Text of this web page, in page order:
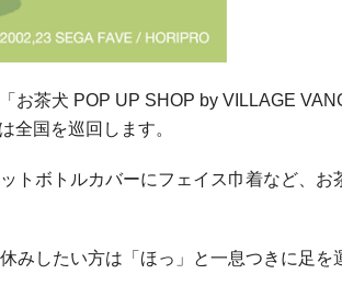
お茶犬 POP UP SHOP by VILLAGE
全国を巡回します。
トボトルカバーにフェイス巾着など、お
みしたい方は「ほっ」と一息つきに足を